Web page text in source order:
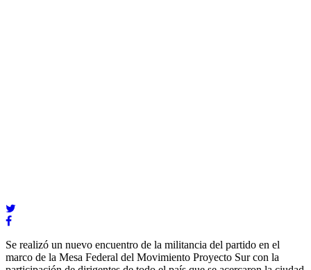
Se realizó un nuevo encuentro de la militancia del partido en el
marco de la Mesa Federal del Movimiento Proyecto Sur con la